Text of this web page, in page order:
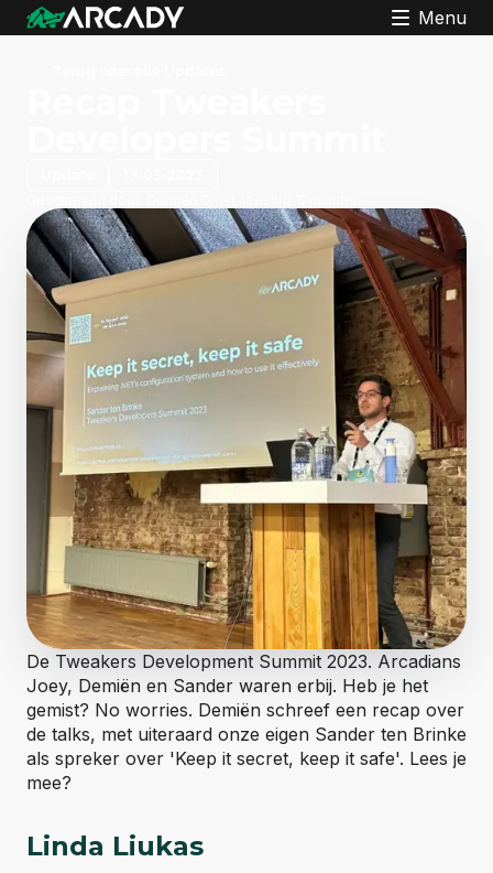
Menu
De Tweakers Development Summit 2023. Arcadians
Joey, Demiën en Sander waren erbij. Heb je het
gemist? No worries. Demiën schreef een recap over
de talks, met uiteraard onze eigen Sander ten Brinke
als spreker over 'Keep it secret, keep it safe'. Lees je
mee?
Linda Liukas